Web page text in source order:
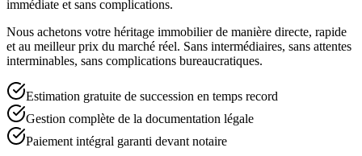
immédiate et sans complications.
Nous achetons votre héritage immobilier de manière directe, rapide
et au meilleur prix du marché réel. Sans intermédiaires, sans attentes
interminables, sans complications bureaucratiques.
Estimation gratuite de succession en temps record
Gestion complète de la documentation légale
Paiement intégral garanti devant notaire